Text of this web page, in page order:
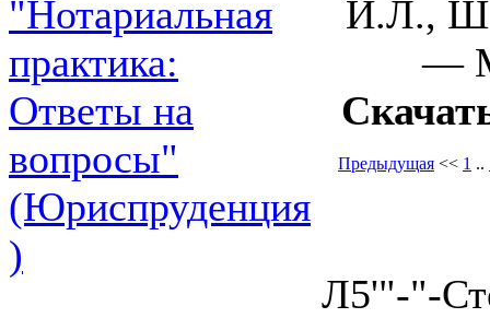
"Нотариальная
практика:
Ответы на
вопросы"
(Юриспруденция
)
И.Л.,
—
Предыдущая << 1 ..
Л5'"-"-